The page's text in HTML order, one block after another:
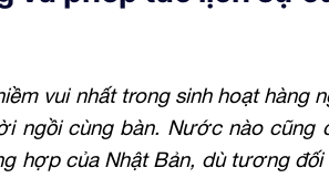
vui nhất trong sinh hoạt hàng
ngồi cùng bàn. Nước nào
hợp của Nhật Bản, dù tương